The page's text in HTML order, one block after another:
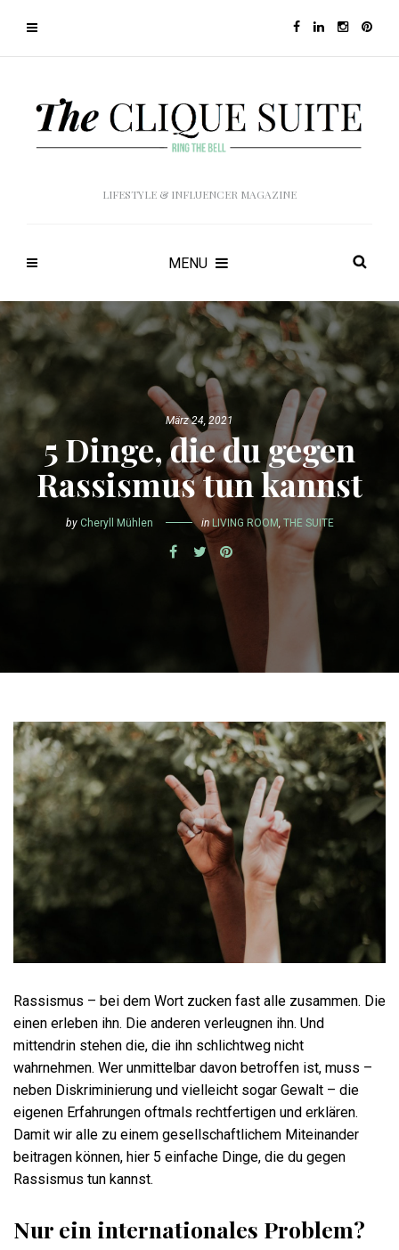
LIFESTYLE & INFLUENCER MAGAZINE
MENU
März 24, 2021
5 Dinge, die du gegen
Rassismus tun kannst
by Cheryll Mühlen in LIVING ROOM, THE SUITE
Rassismus – bei dem Wort zucken fast alle zusammen. Die
einen erleben ihn. Die anderen verleugnen ihn. Und
mittendrin stehen die, die ihn schlichtweg nicht
wahrnehmen. Wer unmittelbar davon betroffen ist, muss –
neben Diskriminierung und vielleicht sogar Gewalt – die
eigenen Erfahrungen oftmals rechtfertigen und erklären.
Damit wir alle zu einem gesellschaftlichem Miteinander
beitragen können, hier 5 einfache Dinge, die du gegen
Rassismus tun kannst.
Nur ein internationales Problem?